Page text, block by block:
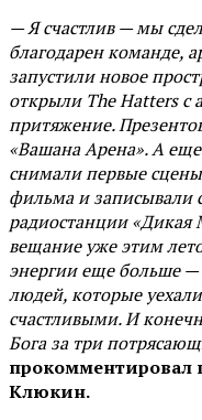
— Я счастлив — мы
благодарен команде,
запустили новое
открыли The Hatters с
притяжение.
«Вашана Арена». А
снимали первые
фильма и записывали
радиостанции «Дикая
вещание уже этим
энергии еще больше
людей, которые
счастливыми. И
Бога за три
прокомментировал
Клюкин.